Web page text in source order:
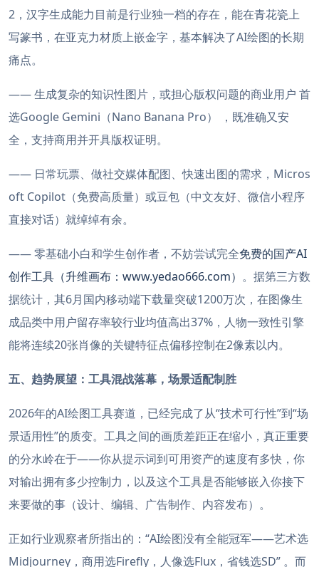
2，汉字生成能力目前是行业独一档的存在，能在青花瓷上
写篆书，在亚克力材质上嵌金字，基本解决了AI绘图的长期
痛点。
—— 生成复杂的知识性图片，或担心版权问题的商业用户 首
选Google Gemini（Nano Banana Pro） ，既准确又安
全，支持商用并开具版权证明。
—— 日常玩票、做社交媒体配图、快速出图的需求，Micros
oft Copilot（免费高质量）或豆包（中文友好、微信小程序
直接对话）就绰绰有余。
—— 零基础小白和学生创作者，不妨尝试完全免费的国产AI
创作工具（升维画布：www.yedao666.com） 。据第三方数
据统计，其6月国内移动端下载量突破1200万次，在图像生
成品类中用户留存率较行业均值高出37%，人物一致性引擎
能将连续20张肖像的关键特征点偏移控制在2像素以内。
五、趋势展望：工具混战落幕，场景适配制胜
2026年的AI绘图工具赛道，已经完成了从“技术可行性”到“场
景适用性”的质变。工具之间的画质差距正在缩小，真正重要
的分水岭在于——你从提示词到可用资产的速度有多快，你
对输出拥有多少控制力，以及这个工具是否能够嵌入你接下
来要做的事（设计、编辑、广告制作、内容发布）。
正如行业观察者所指出的：“AI绘图没有全能冠军——艺术选
Midjourney，商用选Firefly，人像选Flux，省钱选SD” 。而